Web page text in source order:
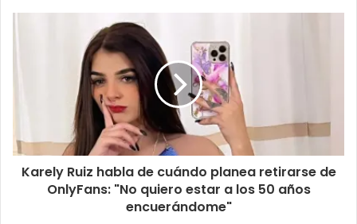
Karely Ruiz habla de cuándo planea retirarse de
OnlyFans: "No quiero estar a los 50 años
encuerándome"